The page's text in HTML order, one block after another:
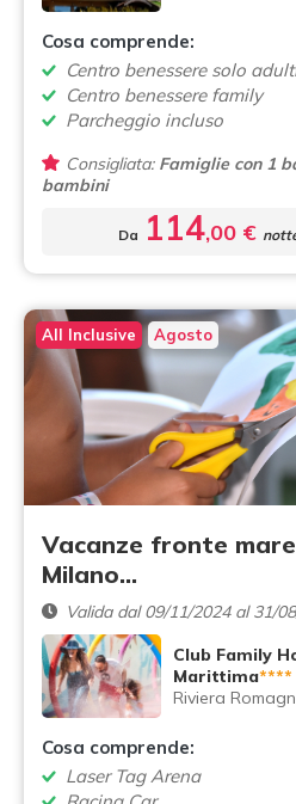
Cosa comprende:
Centro benessere solo
Centro benessere family
Parcheggio incluso
Consigliata:Famiglie con 1
bambini
Da 114,00 €
All Inclusive Agosto
Vacanze fronte
Milano…
Valida dal 09/11/2024 al 31/
Club Family
Marittima****
Riviera
Cosa comprende:
Laser Tag Arena